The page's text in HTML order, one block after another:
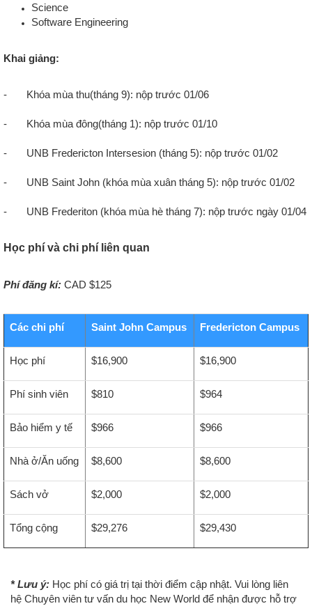
Science
Software Engineering
Khai giảng:
- Khóa mùa thu(tháng 9): nộp trước 01/06
- Khóa mùa đông(tháng 1): nộp trước 01/10
- UNB Fredericton Intersesion (tháng 5): nộp trước 01/02
- UNB Saint John (khóa mùa xuân tháng 5): nộp trước 01/02
- UNB Frederiton (khóa mùa hè tháng 7): nộp trước ngày 01/04
Học phí và chi phí liên quan
Phí đăng kí: CAD $125
Các chi phí Saint John Campus Fredericton Campus
Học phí $16,900 $16,900
Phí sinh viên $810 $964
Bảo hiểm y tế $966 $966
Nhà ở/Ăn uống $8,600 $8,600
Sách vở $2,000 $2,000
Tổng cộng $29,276 $29,430
* Lưu ý: Học phí có giá trị tại thời điểm cập nhật. Vui lòng liên
hệ Chuyên viên tư vấn du học New World để nhận được hỗ trợ